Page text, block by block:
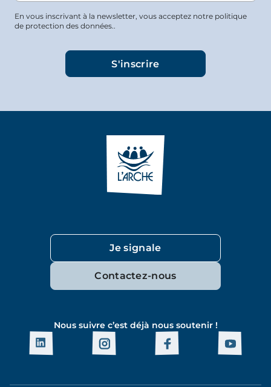
En vous inscrivant à la newsletter, vous acceptez notre politique
de protection des données..
Je signale
Contactez-nous
Nous suivre c’est déjà nous soutenir !